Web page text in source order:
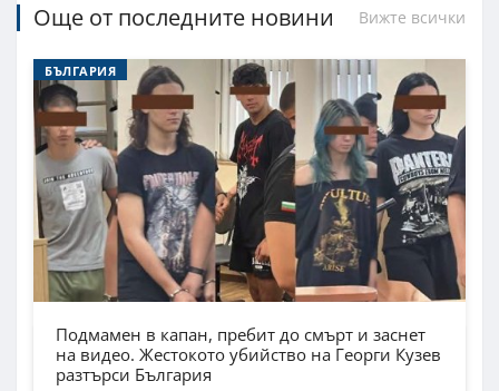
Още от последните новини Вижте всички
БЪЛГАРИЯ
Подмамен в капан, пребит до смърт и заснет
на видео. Жестокото убийство на Георги Кузев
разтърси България